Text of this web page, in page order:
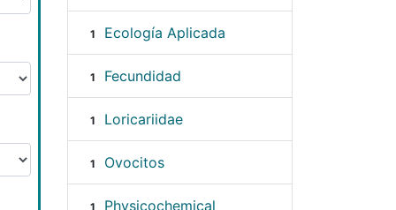
1 Ecología Aplicada
1 Fecundidad
1 Loricariidae
1 Ovocitos
1
Physicochemical